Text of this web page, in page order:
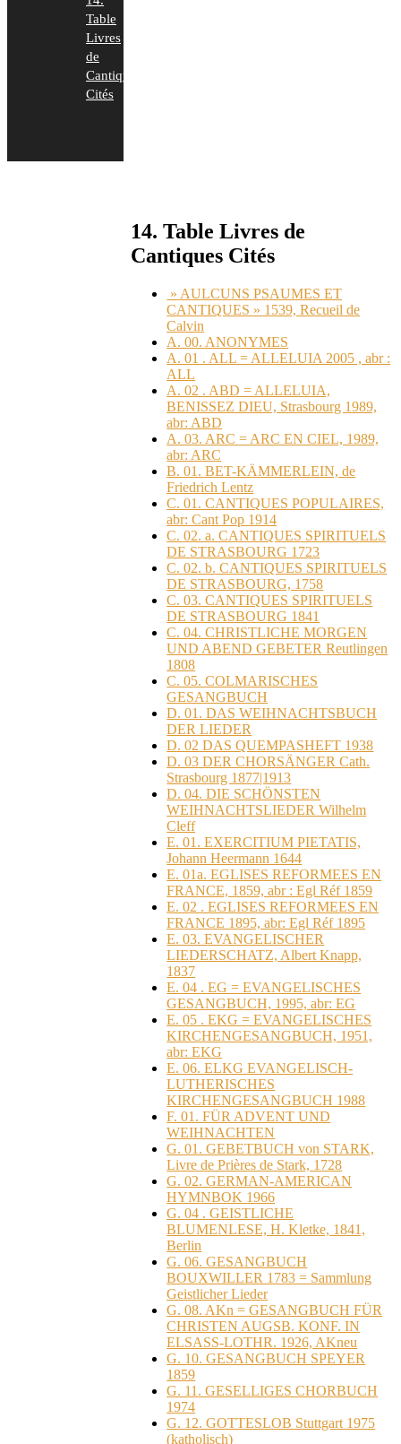
14. Table Livres de
Cantiques Cités
» AULCUNS PSAUMES ET
CANTIQUES » 1539, Recueil de
Calvin
A. 00. ANONYMES
A. 01 . ALL = ALLELUIA 2005 , abr :
ALL
A. 02 . ABD = ALLELUIA,
BENISSEZ DIEU, Strasbourg 1989,
abr: ABD
A. 03. ARC = ARC EN CIEL, 1989,
abr: ARC
B. 01. BET-KÄMMERLEIN, de
Friedrich Lentz
C. 01. CANTIQUES POPULAIRES,
abr: Cant Pop 1914
C. 02. a. CANTIQUES SPIRITUELS
DE STRASBOURG 1723
C. 02. b. CANTIQUES SPIRITUELS
DE STRASBOURG, 1758
C. 03. CANTIQUES SPIRITUELS
DE STRASBOURG 1841
C. 04. CHRISTLICHE MORGEN
UND ABEND GEBETER Reutlingen
1808
C. 05. COLMARISCHES
GESANGBUCH
D. 01. DAS WEIHNACHTSBUCH
DER LIEDER
D. 02 DAS QUEMPASHEFT 1938
D. 03 DER CHORSÄNGER Cath.
Strasbourg 1877|1913
D. 04. DIE SCHÖNSTEN
WEIHNACHTSLIEDER Wilhelm
Cleff
E. 01. EXERCITIUM PIETATIS,
Johann Heermann 1644
E. 01a. EGLISES REFORMEES EN
FRANCE, 1859, abr : Egl Réf 1859
E. 02 . EGLISES REFORMEES EN
FRANCE 1895, abr: Egl Réf 1895
E. 03. EVANGELISCHER
LIEDERSCHATZ, Albert Knapp,
1837
E. 04 . EG = EVANGELISCHES
GESANGBUCH, 1995, abr: EG
E. 05 . EKG = EVANGELISCHES
KIRCHENGESANGBUCH, 1951,
abr: EKG
E. 06. ELKG EVANGELISCH-
LUTHERISCHES
KIRCHENGESANGBUCH 1988
F. 01. FÜR ADVENT UND
WEIHNACHTEN
G. 01. GEBETBUCH von STARK,
Livre de Prières de Stark, 1728
G. 02. GERMAN-AMERICAN
HYMNBOK 1966
G. 04 . GEISTLICHE
BLUMENLESE, H. Kletke, 1841,
Berlin
G. 06. GESANGBUCH
BOUXWILLER 1783 = Sammlung
Geistlicher Lieder
G. 08. AKn = GESANGBUCH FÜR
CHRISTEN AUGSB. KONF. IN
ELSASS-LOTHR. 1926, AKneu
G. 10. GESANGBUCH SPEYER
1859
G. 11. GESELLIGES CHORBUCH
1974
G. 12. GOTTESLOB Stuttgart 1975
(katholisch)
Table
Livres
de
Cantiques
Cités